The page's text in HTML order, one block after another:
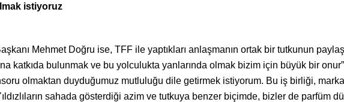
istiyoruz
Mehmet Doğru ise, TFF ile yaptıkları anlaşmanın ortak bir tutkunun
katkıda bulunmak ve bu yolculukta yanlarında olmak bizim için büyük bir
olmaktan duyduğumuz mutluluğu dile getirmek istiyorum. Bu iş birliği,
sahada gösterdiği azim ve tutkuya benzer biçimde, bizler de parfüm